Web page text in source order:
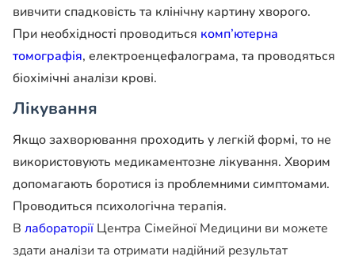
вивчити спадковість та клінічну картину хворого.
При необхідності проводиться комп’ютерна
томографія, електроенцефалограма, та проводяться
біохімічні аналізи крові.
Лікування
Якщо захворювання проходить у легкій формі, то не
використовують медикаментозне лікування. Хворим
допомагають боротися із проблемними симптомами.
Проводиться психологічна терапія.
В лабораторії Центра Сімейної Медицини ви можете
здати аналізи та отримати надійний результат